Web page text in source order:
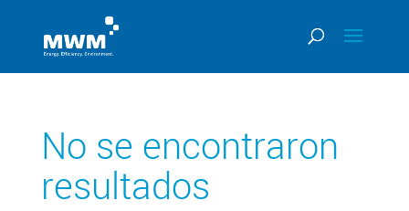
No se encontraron
resultados